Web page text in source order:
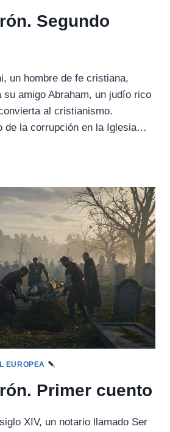
Segundo
un hombre de fe cristiana,
su amigo Abraham, un judío rico
al cristianismo.
de la corrupción en la Iglesia…
EUROPEA
Primer cuento
XIV, un notario llamado Ser